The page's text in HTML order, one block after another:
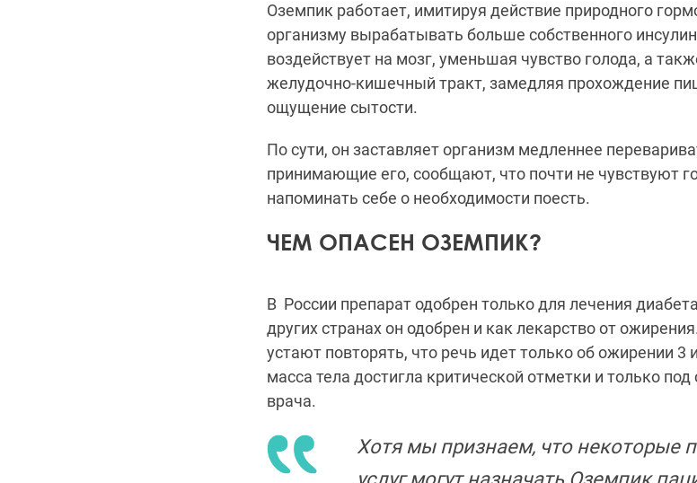
Оземпик работает, имитируя действие природного
организму вырабатывать больше собственного
воздействует на мозг, уменьшая чувство голода, а
желудочно-кишечный тракт, замедляя прохождение
ощущение сытости.
По сути, он заставляет организм медленнее
принимающие его, сообщают, что почти не чувствуют
напоминать себе о необходимости поесть.
ЧЕМ ОПАСЕН ОЗЕМПИК?
В России препарат одобрен только для лечения
других странах он одобрен и как лекарство от
устают повторять, что речь идет только об ожирении 3
масса тела достигла критической отметки и только
врача.
Хотя мы признаем, что некоторые